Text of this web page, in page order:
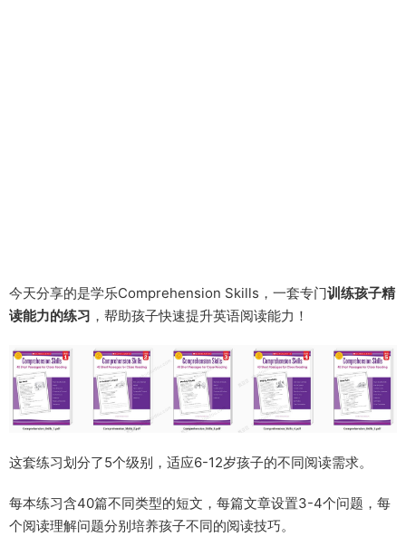
今天分享的是学乐Comprehension Skills，一套专门训练孩子精
读能力的练习 ，帮助孩子快速提升英语阅读能力！
这套练习划分了5个级别，适应6-12岁孩子的不同阅读需求。
每本练习含40篇不同类型的短文，每篇文章设置3-4个问题，每
个阅读理解问题分别培养孩子不同的阅读技巧。